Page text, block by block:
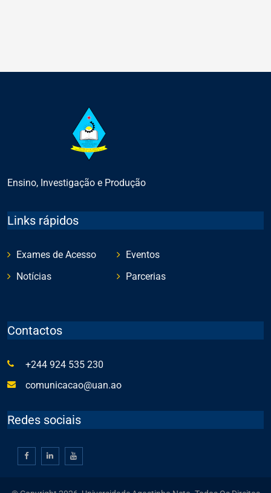
Ensino, Investigação e Produção
Links rápidos
Exames de Acesso
Notícias
Eventos
Parcerias
Contactos
+244 924 535 230
comunicacao@uan.ao
Redes sociais